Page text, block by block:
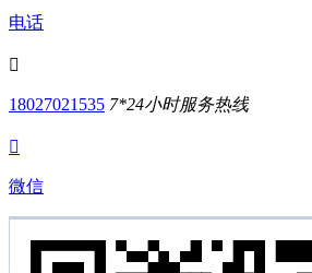
电话

18027021535 7*24小时服务热线

微信